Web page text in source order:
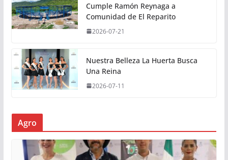
Cumple Ramón Reynaga a
Comunidad de El Reparito
2026-07-21
Nuestra Belleza La Huerta Busca
Una Reina
2026-07-11
Agro